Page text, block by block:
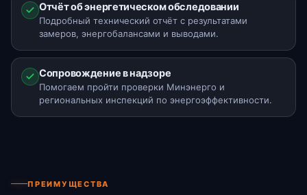
Отчёт об энергетическом обследовании
Подробный технический отчёт с результатами
замеров, энергобалансами и выводами.
Сопровождение в надзоре
Помогаем пройти проверки Минэнерго и
региональных инспекций по энергоэффективности.
ПРЕИМУЩЕСТВА